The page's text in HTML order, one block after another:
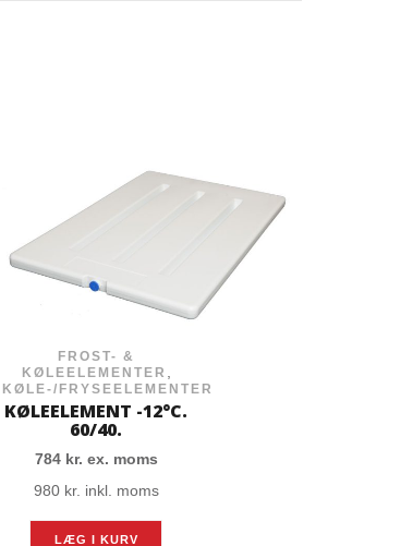
FROST- &
KØLEELEMENTER
KØLE-/FRYSEELEMENTER
KØLEELEMENT -12°C.
60/40.
784 kr. ex. moms
980 kr. inkl. moms
LÆG I KURV